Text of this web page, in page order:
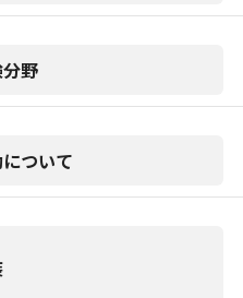
野
ついて